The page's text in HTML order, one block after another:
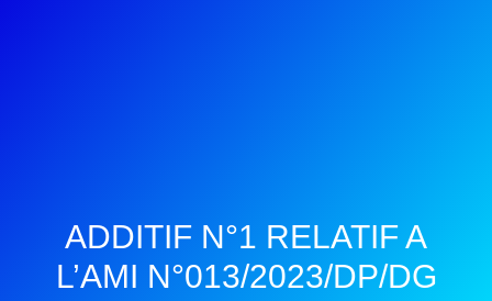
ADDITIF N°1 RELATIF A
L’AMI N°013/2023/DP/DG